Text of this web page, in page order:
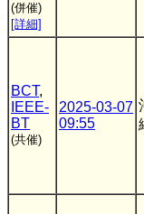
(併催)
[詳細]
BCT,
IEEE-
BT
(共催)
2025-03-07
09:55